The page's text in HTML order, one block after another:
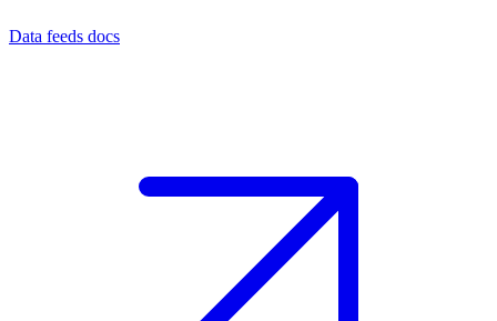
Data feeds docs